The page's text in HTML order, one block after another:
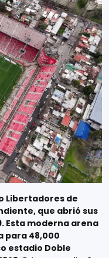
Libertadores de
que abrió sus
Esta moderna arena
para 48,000
estadio Doble